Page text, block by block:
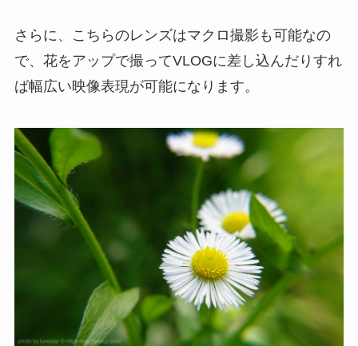
さらに、こちらのレンズはマクロ撮影も可能なの
で、花をアップで撮ってVLOGに差し込んだりすれ
ば幅広い映像表現が可能になります。